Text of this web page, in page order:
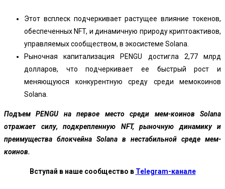
Этот всплеск подчеркивает растущее влияние токенов,
обеспеченных NFT, и динамичную природу криптоактивов,
управляемых сообществом, в экосистеме Solana.
Рыночная капитализация PENGU достигла 2,77 млрд
долларов, что подчеркивает ее быстрый рост и
меняющуюся конкурентную среду среди мемокоинов
Solana.
Подъем PENGU на первое место среди мем-коинов Solana
отражает силу, подкрепленную NFT, рыночную динамику и
преимущества блокчейна Solana в нестабильной среде мем-
коинов.
Вступай в наше сообщество в Telegram-канале